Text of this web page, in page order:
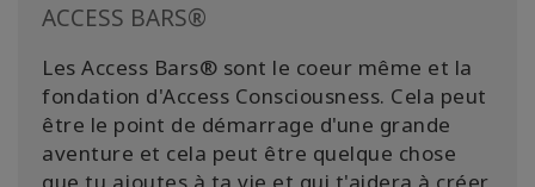
ACCESS BARS®
Les Access Bars® sont le coeur même et la
fondation d'Access Consciousness. Cela peut
être le point de démarrage d'une grande
aventure et cela peut être quelque chose
que tu ajoutes à ta vie et qui t'aidera à créer